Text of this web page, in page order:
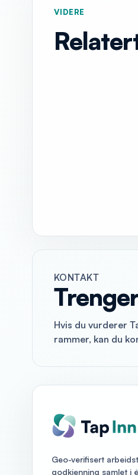
VIDERE
KONTAKT
Hvis du vurderer
rammer, kan du
Geo-verifisert
godkjenning samlet i